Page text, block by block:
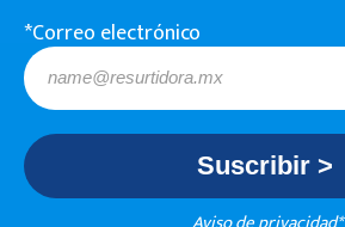
*Correo electrónico